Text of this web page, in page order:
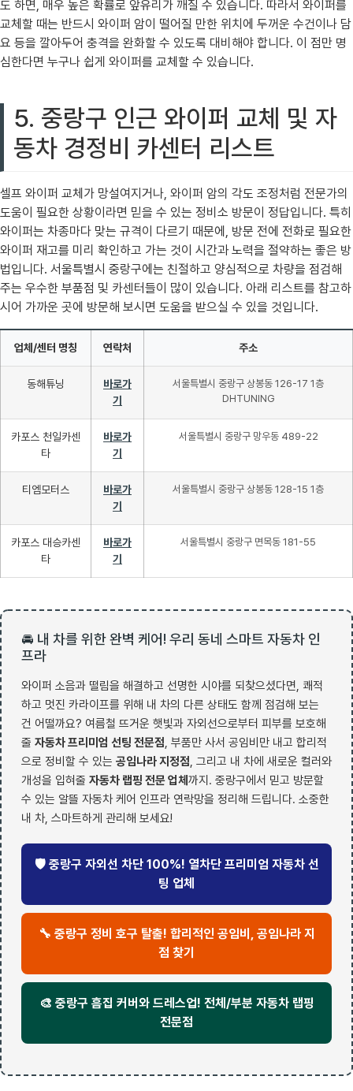
도 하면, 매우 높은 확률로 앞유리가 깨질 수 있습니다. 따라서 와이퍼를
교체할 때는 반드시 와이퍼 암이 떨어질 만한 위치에 두꺼운 수건이나 담
요 등을 깔아두어 충격을 완화할 수 있도록 대비해야 합니다. 이 점만 명
심한다면 누구나 쉽게 와이퍼를 교체할 수 있습니다.
5. 중랑구 인근 와이퍼 교체 및 자
동차 경정비 카센터 리스트
셀프 와이퍼 교체가 망설여지거나, 와이퍼 암의 각도 조정처럼 전문가의
도움이 필요한 상황이라면 믿을 수 있는 정비소 방문이 정답입니다. 특히
와이퍼는 차종마다 맞는 규격이 다르기 때문에, 방문 전에 전화로 필요한
와이퍼 재고를 미리 확인하고 가는 것이 시간과 노력을 절약하는 좋은 방
법입니다. 서울특별시 중랑구에는 친절하고 양심적으로 차량을 점검해
주는 우수한 부품점 및 카센터들이 많이 있습니다. 아래 리스트를 참고하
시어 가까운 곳에 방문해 보시면 도움을 받으실 수 있을 것입니다.
업체/센터 명칭 연락처 주소
동해튜닝
바로가
기
서울특별시 중랑구 상봉동 126-17 1층
DHTUNING
카포스 천일카센
타
바로가
기
서울특별시 중랑구 망우동 489-22
티엠모터스
바로가
기
서울특별시 중랑구 상봉동 128-15 1층
카포스 대승카센
타
바로가
기
서울특별시 중랑구 면목동 181-55
🚘 내 차를 위한 완벽 케어! 우리 동네 스마트 자동차 인
프라
와이퍼 소음과 떨림을 해결하고 선명한 시야를 되찾으셨다면, 쾌적
하고 멋진 카라이프를 위해 내 차의 다른 상태도 함께 점검해 보는
건 어떨까요? 여름철 뜨거운 햇빛과 자외선으로부터 피부를 보호해
줄 자동차 프리미엄 선팅 전문점 , 부품만 사서 공임비만 내고 합리적
으로 정비할 수 있는 공임나라 지정점 , 그리고 내 차에 새로운 컬러와
개성을 입혀줄 자동차 랩핑 전문 업체 까지. 중랑구에서 믿고 방문할
수 있는 알뜰 자동차 케어 인프라 연락망을 정리해 드립니다. 소중한
내 차, 스마트하게 관리해 보세요!
🛡️ 중랑구 자외선 차단 100%! 열차단 프리미엄 자동차 선
팅 업체
🔧 중랑구 정비 호구 탈출! 합리적인 공임비, 공임나라 지
점 찾기
🎨 중랑구 흠집 커버와 드레스업! 전체/부분 자동차 랩핑
전문점